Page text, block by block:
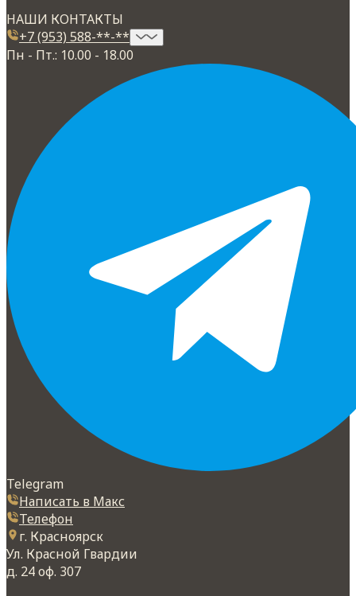
НАШИ КОНТАКТЫ
+7 (953) 588-**-**
Пн - Пт.: 10.00 - 18.00
Telegram
Написать в Макс
Телефон
г. Красноярск
Ул. Красной Гвардии
д. 24 оф. 307